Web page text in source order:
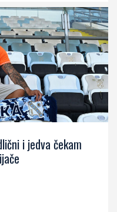
i jedva čekam